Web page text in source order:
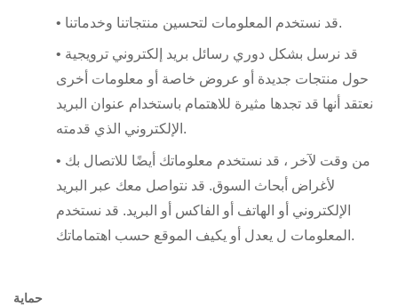
• قد نستخدم المعلومات لتحسين منتجاتنا وخدماتنا.
• قد نرسل بشكل دوري رسائل بريد إلكتروني ترويجية
حول منتجات جديدة أو عروض خاصة أو معلومات أخرى
نعتقد أنها قد تجدها مثيرة للاهتمام باستخدام عنوان البريد
الإلكتروني الذي قدمته.
• من وقت لآخر ، قد نستخدم معلوماتك أيضًا للاتصال بك
لأغراض أبحاث السوق. قد نتواصل معك عبر البريد
الإلكتروني أو الهاتف أو الفاكس أو البريد. قد نستخدم
المعلومات ل يعدل أو يكيف الموقع حسب اهتماماتك.
حماية